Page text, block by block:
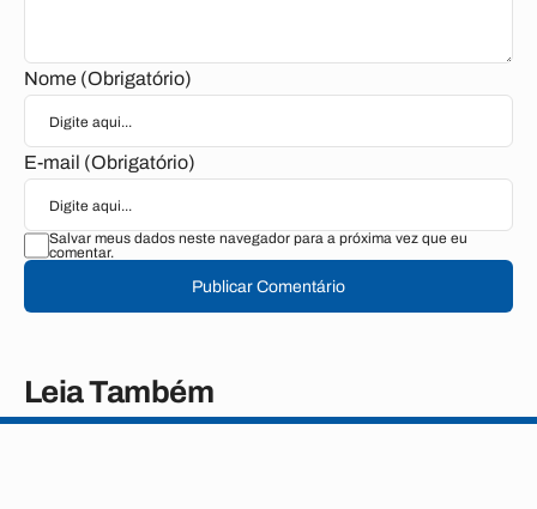
Nome (Obrigatório)
E-mail (Obrigatório)
Salvar meus dados neste navegador para a próxima vez que eu
comentar.
Publicar Comentário
Leia Também